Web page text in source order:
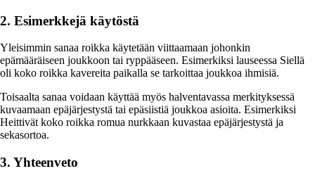
2. Esimerkkejä käytöstä
Yleisimmin sanaa roikka käytetään viittaamaan johonkin
epämääräiseen joukkoon tai ryppääseen. Esimerkiksi lauseessa Siellä
oli koko roikka kavereita paikalla se tarkoittaa joukkoa ihmisiä.
Toisaalta sanaa voidaan käyttää myös halventavassa merkityksessä
kuvaamaan epäjärjestystä tai epäsiistiä joukkoa asioita. Esimerkiksi
Heittivät koko roikka romua nurkkaan kuvastaa epäjärjestystä ja
sekasortoa.
3. Yhteenveto